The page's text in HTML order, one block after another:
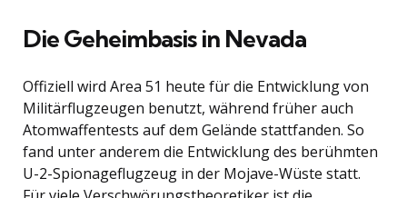
Die Geheimbasis in Nevada
Offiziell wird Area 51 heute für die Entwicklung von
Militärflugzeugen benutzt, während früher auch
Atomwaffentests auf dem Gelände stattfanden. So
fand unter anderem die Entwicklung des berühmten
U-2-Spionageflugzeug in der Mojave-Wüste statt.